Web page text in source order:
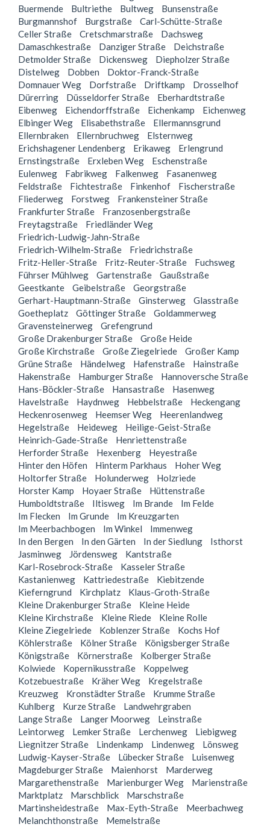
Buermende
Bultriethe Bultweg
Bunsenstraße
Burgmannshof
Burgstraße
Carl-Schütte-Straße
Celler Straße
Cretschmarstraße
Dachsweg
Damaschkestraße
Danziger Straße
Deichstraße
Detmolder Straße
Dickensweg
Diepholzer Straße
Distelweg
Dobben
Doktor-Franck-Straße
Domnauer Weg
Dorfstraße Driftkamp
Drosselhof
Dürerring
Düsseldorfer Straße
Eberhardtstraße
Eibenweg
Eichendorffstraße Eichenkamp
Eichenweg
Elbinger Weg
Elisabethstraße
Ellermannsgrund
Ellernbraken
Ellernbruchweg
Elsternweg
Erichshagener Lendenberg
Erikaweg
Erlengrund
Ernstingstraße
Erxleben Weg
Eschenstraße
Eulenweg
Fabrikweg Falkenweg
Fasanenweg
Feldstraße
Fichtestraße Finkenhof
Fischerstraße
Fliederweg
Forstweg
Frankensteiner Straße
Frankfurter Straße
Franzosenbergstraße
Freytagstraße
Friedländer Weg
Friedrich-Ludwig-Jahn-Straße
Friedrich-Wilhelm-Straße
Friedrichstraße
Fritz-Heller-Straße
Fritz-Reuter-Straße
Fuchsweg
Führser Mühlweg
Gartenstraße
Gaußstraße
Geestkante
Geibelstraße
Georgstraße
Gerhart-Hauptmann-Straße
Ginsterweg
Glasstraße
Goetheplatz
Göttinger Straße
Goldammerweg
Gravensteinerweg
Grefengrund
Große Drakenburger Straße
Große Heide
Große Kirchstraße
Große Ziegelriede
Großer Kamp
Grüne Straße
Händelweg Hafenstraße
Hainstraße
Hakenstraße
Hamburger Straße
Hannoversche Straße
Hans-Böckler-Straße
Hansastraße
Hasenweg
Havelstraße
Haydnweg Hebbelstraße
Heckengang
Heckenrosenweg
Heemser Weg
Heerenlandweg
Hegelstraße
Heideweg
Heilige-Geist-Straße
Heinrich-Gade-Straße
Henriettenstraße
Herforder Straße
Hexenberg
Heyestraße
Hinter den Höfen
Hinterm Parkhaus
Hoher Weg
Holtorfer Straße
Holunderweg
Holzriede
Horster Kamp
Hoyaer Straße
Hüttenstraße
Humboldtstraße
Iltisweg Im Brande
Im Felde
Im Flecken
Im Grunde
Im Kreuzgarten
Im Meerbachbogen
Im Winkel
Immenweg
In den Bergen
In den Gärten In der Siedlung
Isthorst
Jasminweg
Jördensweg
Kantstraße
Karl-Rosebrock-Straße
Kasseler Straße
Kastanienweg
Kattriedestraße
Kiebitzende
Kieferngrund
Kirchplatz
Klaus-Groth-Straße
Kleine Drakenburger Straße
Kleine Heide
Kleine Kirchstraße
Kleine Riede
Kleine Rolle
Kleine Ziegelriede
Koblenzer Straße
Kochs Hof
Köhlerstraße
Kölner Straße
Königsberger Straße
Königstraße
Körnerstraße
Kolberger Straße
Kolwiede
Kopernikusstraße
Koppelweg
Kotzebuestraße
Kräher Weg
Kregelstraße
Kreuzweg
Kronstädter Straße
Krumme Straße
Kuhlberg
Kurze Straße
Landwehrgraben
Lange Straße
Langer Moorweg
Leinstraße
Leintorweg
Lemker Straße Lerchenweg
Liebigweg
Liegnitzer Straße
Lindenkamp Lindenweg
Lönsweg
Ludwig-Kayser-Straße
Lübecker Straße
Luisenweg
Magdeburger Straße
Maienhorst
Marderweg
Margarethenstraße
Marienburger Weg
Marienstraße
Marktplatz
Marschblick
Marschstraße
Martinsheidestraße
Max-Eyth-Straße
Meerbachweg
Melanchthonstraße
Memelstraße